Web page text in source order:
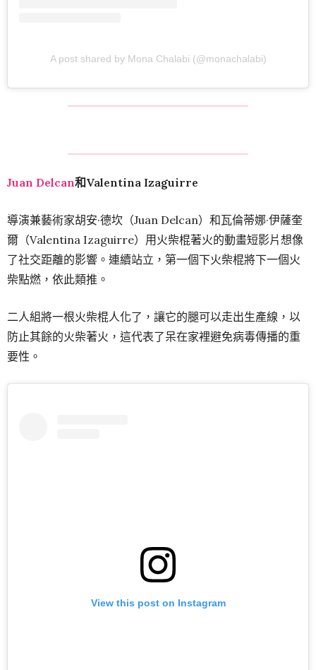
A post shared by Mona Chalabi (@monachalabi)
Juan Delcan和Valentina Izaguirre
導演兼藝術家胡安·德坎（Juan Delcan）和瓦倫蒂娜·伊薩奎
爾（Valentina Izaguirre）用火柴棍著火的動畫短影片想像
了社交距離的影響。連續站立，第一個下火柴棍將下一個火
柴點燃，依此類推。
二人組將一根火柴棍人化了，讓它的腿可以走出生產線，以
防止其餘的火柴著火，這代表了呆在家裡避免病毒傳播的重
要性。
View this post on Instagram